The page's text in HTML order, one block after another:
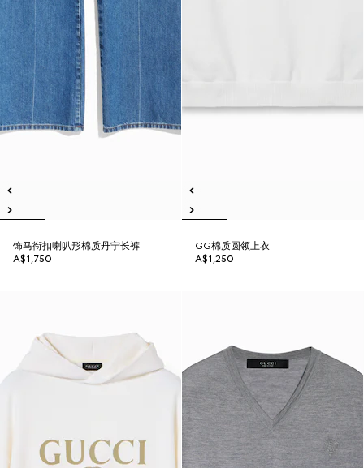
饰马衔扣喇叭形棉质丹宁长裤
A$1,750
GG棉质圆领上衣
A$1,250